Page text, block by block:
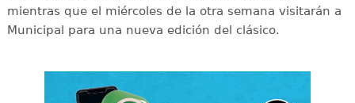
mientras que el miércoles de la otra semana visitarán a
Municipal para una nueva edición del clásico.